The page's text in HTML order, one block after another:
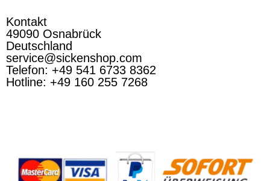
Kontakt
49090 Osnabrück
Deutschland
service@sickenshop.com
Telefon: +49 541 6733 8362
Hotline: +49 160 255 7268